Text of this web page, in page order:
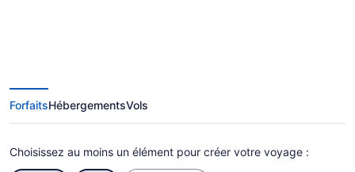
ForfaitsHébergementsVols
Choisissez au moins un élément pour créer votre voyage :